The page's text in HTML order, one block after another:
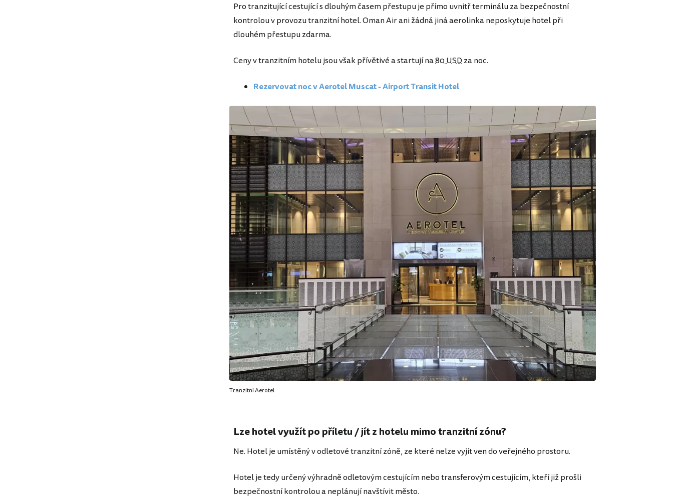
Pro tranzitující cestující s dlouhým časem přestupu je přímo uvnitř terminálu za bezpečnostní
kontrolou v provozu tranzitní hotel. Oman Air ani žádná jiná aerolinka neposkytuje hotel při
dlouhém přestupu zdarma.
Ceny v tranzitním hotelu jsou však přívětivé a startují na80 USDza noc.
Rezervovat noc v Aerotel Muscat - Airport Transit Hotel
Tranzitní Aerotel
Lze hotel využít po příletu / jít z hotelu mimo tranzitní zónu?
Ne. Hotel je umístěný v odletové tranzitní zóně, ze které nelze vyjít ven do veřejného prostoru.
Hotel je tedy určený výhradně odletovým cestujícím nebo transferovým cestujícím, kteří již prošli
bezpečnostní kontrolou a neplánují navštívit město.